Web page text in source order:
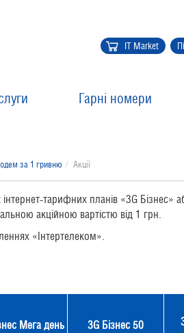
IT Market
Гарні номери
за 1 гривню Акції
тарифних планів «3G
акційною вартістю від 1 грн.
«Інтертелеком».
Мега день 3G Бізнес 50